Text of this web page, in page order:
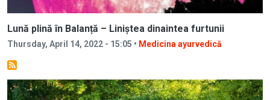
Lună plină în Balanță – Liniștea dinaintea furtunii
Thursday, April 14, 2022 - 15:05 • Medicina ayurvedică
Image